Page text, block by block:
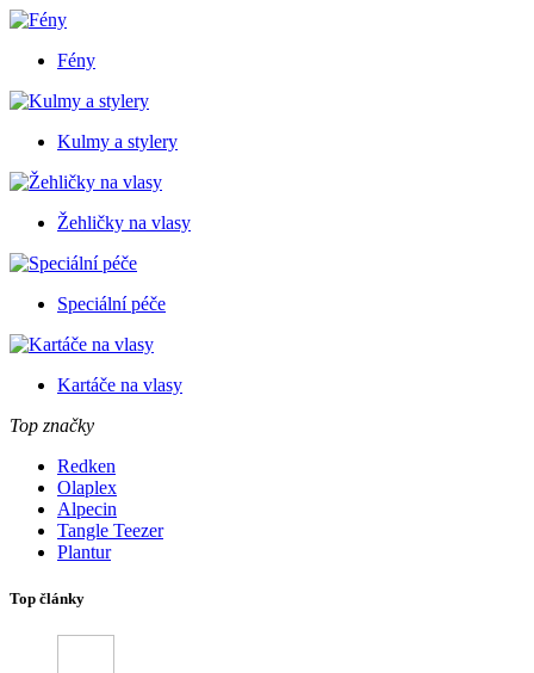
Fény
Kulmy a stylery
Žehličky na vlasy
Speciální péče
Kartáče na vlasy
Top značky
Redken
Olaplex
Alpecin
Tangle Teezer
Plantur
Top články